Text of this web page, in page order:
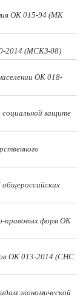
ОК 015-94 (МК
2014 (МСКЗ-08)
ОК 018-
защите
правовых форм ОК
ОК 013-2014 (СНС
экономической